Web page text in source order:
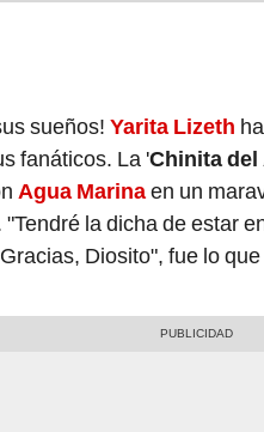
sueños! Yarita Lizeth
fanáticos. La 'Chinita del
Agua Marinaen un
la dicha de estar
Diosito", fue lo